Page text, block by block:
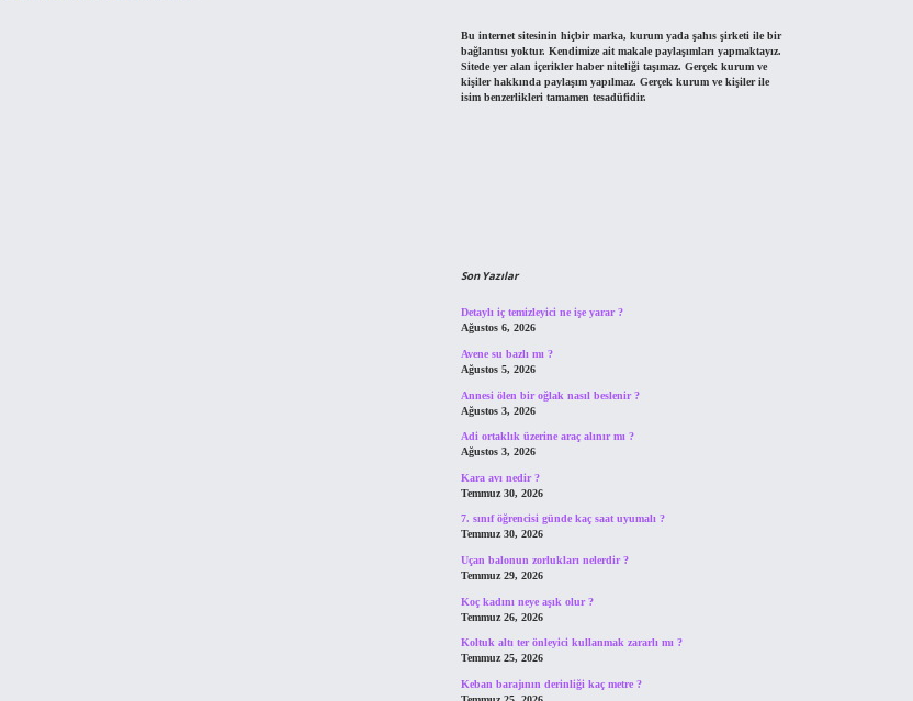
Bu internet sitesinin hiçbir marka, kurum yada şahıs şirketi ile bir
bağlantısı yoktur. Kendimize ait makale paylaşımları yapmaktayız.
Sitede yer alan içerikler haber niteliği taşımaz. Gerçek kurum ve
kişiler hakkında paylaşım yapılmaz. Gerçek kurum ve kişiler ile
isim benzerlikleri tamamen tesadüfidir.
Son Yazılar
Detaylı iç temizleyici ne işe yarar ?
Ağustos 6, 2026
Avene su bazlı mı ?
Ağustos 5, 2026
Annesi ölen bir oğlak nasıl beslenir ?
Ağustos 3, 2026
Adi ortaklık üzerine araç alınır mı ?
Ağustos 3, 2026
Kara avı nedir ?
Temmuz 30, 2026
7. sınıf öğrencisi günde kaç saat uyumalı ?
Temmuz 30, 2026
Uçan balonun zorlukları nelerdir ?
Temmuz 29, 2026
Koç kadını neye aşık olur ?
Temmuz 26, 2026
Koltuk altı ter önleyici kullanmak zararlı mı ?
Temmuz 25, 2026
Keban barajının derinliği kaç metre ?